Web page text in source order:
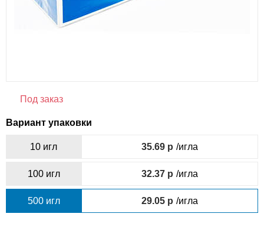
Под заказ
Вариант упаковки
10 игл 35.69 /игла
100 игл 32.37 /игла
500 игл 29.05 /игла